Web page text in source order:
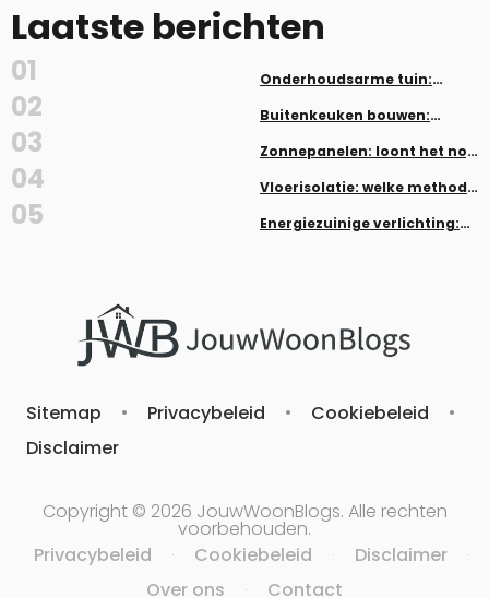
Laatste berichten
01
Onderhoudsarme tuin:
werk
02
Buitenkeuken bouwen:
03
Zonnepanelen: loont het nog
04
Vloerisolatie: welke methode
05
Energiezuinige verlichting:
Sitemap • Privacybeleid • Cookiebeleid
•
Disclaimer
Copyright © 2026 JouwWoonBlogs. Alle rechten
voorbehouden.
Privacybeleid
· Cookiebeleid · Disclaimer ·
Over ons · Contact